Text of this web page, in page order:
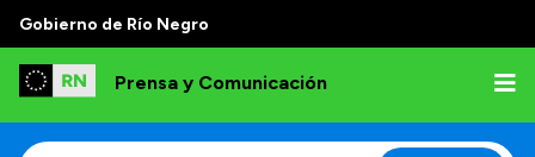
Gobierno de Río Negro
Prensa y Comunicación